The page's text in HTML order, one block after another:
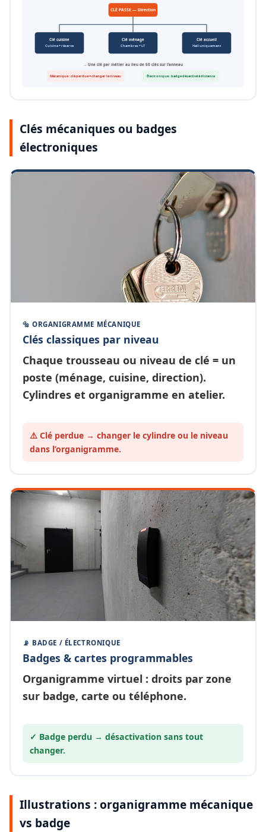
CLÉ PASSE — Direction
Clé cuisine
Cuisine + réserve
Clé ménage
Chambres + LT
Clé accueil
Hall uniquement
→ Une clé par métier au lieu de 50 clés sur l’anneau
Mécanique : clé perdue = changer le niveau Électronique : badge désactivé à distance
Clés mécaniques ou badges
électroniques
🔩 ORGANIGRAMME MÉCANIQUE
Clés classiques par niveau
Chaque trousseau ou niveau de clé = un
poste (ménage, cuisine, direction).
Cylindres et organigramme en atelier.
⚠️ Clé perdue → changer le cylindre ou le niveau
dans l’organigramme.
📡 BADGE / ÉLECTRONIQUE
Badges & cartes programmables
Organigramme virtuel : droits par zone
sur badge, carte ou téléphone.
✓ Badge perdu → désactivation sans tout
changer.
Illustrations : organigramme mécanique
vs badge